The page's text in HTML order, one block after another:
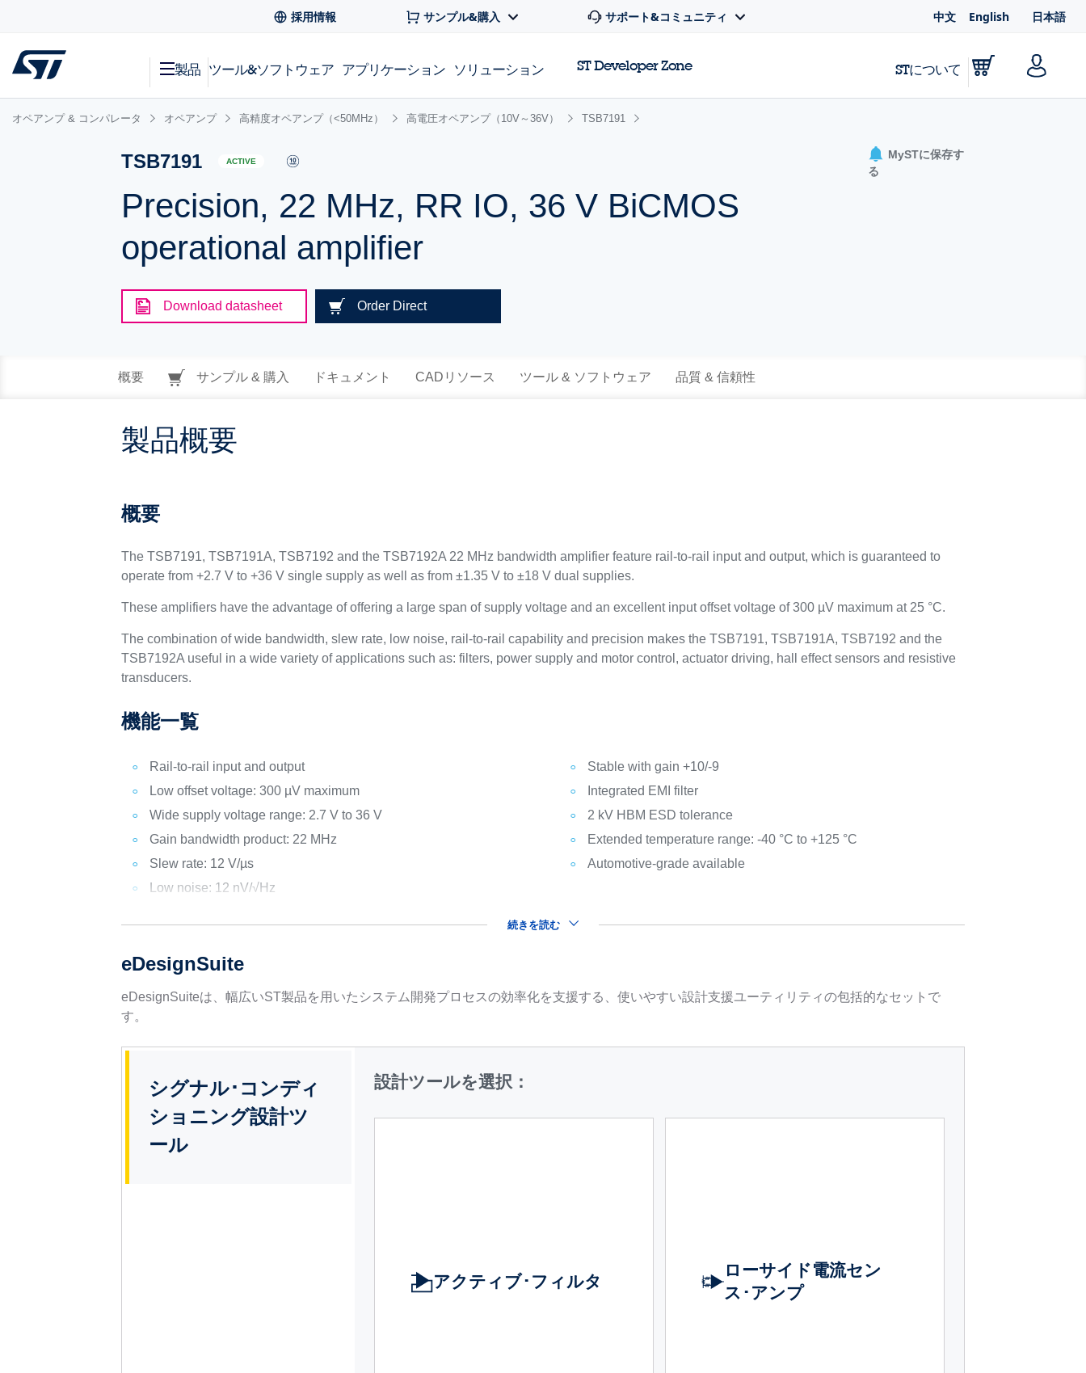
採用情報 サンプル&購入 サポート&コミュニティ 中文 English 日本語
製品 ツール&ソフトウェア アプリケーション ソリューション ST Developer Zone STについて
オペアンプ & コンパレータ オペアンプ 高精度オペアンプ（<50MHz） 高電圧オペアンプ（10V～36V） TSB7191
TSB7191 ACTIVE
Precision, 22 MHz, RR IO, 36 V BiCMOS
operational amplifier
MySTに保存す
る
Download datasheet Order Direct
概要 サンプル & 購入 ドキュメント CADリソース ツール & ソフトウェア 品質 & 信頼性
製品概要
概要
The TSB7191, TSB7191A, TSB7192 and the TSB7192A 22 MHz bandwidth amplifier feature rail-to-rail input and output, which is guaranteed to
operate from +2.7 V to +36 V single supply as well as from ±1.35 V to ±18 V dual supplies.
These amplifiers have the advantage of offering a large span of supply voltage and an excellent input offset voltage of 300 µV maximum at 25 °C.
The combination of wide bandwidth, slew rate, low noise, rail-to-rail capability and precision makes the TSB7191, TSB7191A, TSB7192 and the
TSB7192A useful in a wide variety of applications such as: filters, power supply and motor control, actuator driving, hall effect sensors and resistive
transducers.
機能一覧
Rail-to-rail input and output
Low offset voltage: 300 µV maximum
Wide supply voltage range: 2.7 V to 36 V
Gain bandwidth product: 22 MHz
Slew rate: 12 V/µs
Low noise: 12 nV/√Hz
Stable with gain +10/-9
Integrated EMI filter
2 kV HBM ESD tolerance
Extended temperature range: -40 °C to +125 °C
Automotive-grade available
続きを読む
eDesignSuite
eDesignSuiteは、幅広いST製品を用いたシステム開発プロセスの効率化を支援する、使いやすい設計支援ユーティリティの包括的なセットで
す。
シグナル･コンディ
ショニング設計ツ
ール
設計ツールを選択：
アクティブ･フィルタ
ローサイド電流セン
ス･アンプ